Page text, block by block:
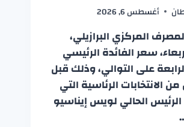
أغسطس 6, 2026
المركزي البرازيلي،
سعر الفائدة الرئيسي
على التوالي، وذلك قبل
الانتخابات الرئاسية التي
الحالي لويس إيناسيو